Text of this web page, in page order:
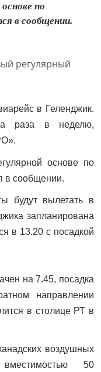
по
в сообщении.
в Геленджик.
раза в неделю,
основе по
в сообщении.
будут вылетать в
запланирована
в 13.20 с посадкой
на 7.45, посадка
направлении
в столице РТ в
воздушных
50